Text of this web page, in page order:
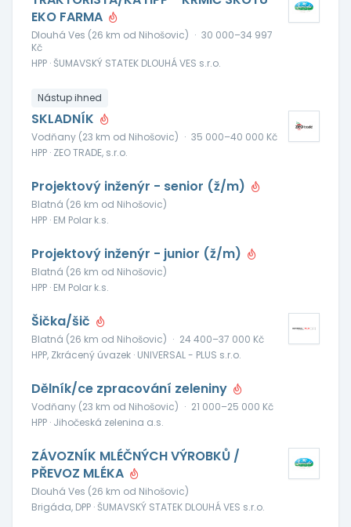
EKO FARMA
Dlouhá Ves (26 km od Nihošovic) · 30 000–34 997
Kč
HPP · ŠUMAVSKÝ STATEK DLOUHÁ VES s.r.o.
Nástup ihned
SKLADNÍK
Vodňany (23 km od Nihošovic) · 35 000–40 000 Kč
HPP · ZEO TRADE, s.r.o.
Projektový inženýr - senior (ž/m)
Blatná (26 km od Nihošovic)
HPP · EM Polar k.s.
Projektový inženýr - junior (ž/m)
Blatná (26 km od Nihošovic)
HPP · EM Polar k.s.
Šička/šič
Blatná (26 km od Nihošovic) · 24 400–37 000 Kč
HPP, Zkrácený úvazek · UNIVERSAL - PLUS s.r.o.
Dělník/ce zpracování zeleniny
Vodňany (23 km od Nihošovic) · 21 000–25 000 Kč
HPP · Jihočeská zelenina a.s.
ZÁVOZNÍK MLÉČNÝCH VÝROBKŮ /
PŘEVOZ MLÉKA
Dlouhá Ves (26 km od Nihošovic)
Brigáda, DPP · ŠUMAVSKÝ STATEK DLOUHÁ VES s.r.o.